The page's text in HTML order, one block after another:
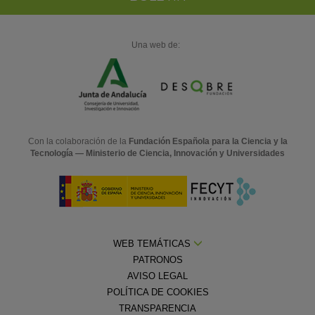
Una web de:
Con la colaboración de la Fundación Española para la Ciencia y la
Tecnología — Ministerio de Ciencia, Innovación y Universidades
WEB TEMÁTICAS
PATRONOS
AVISO LEGAL
POLÍTICA DE COOKIES
TRANSPARENCIA